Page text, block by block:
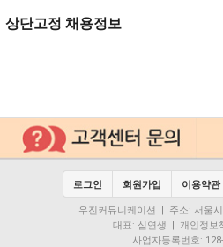
상단고정 채용정보
로그인 회원가입 이용약관
우진커뮤니케이션 | 주소: 서울
대표: 심연생 | 개인정보
사업자등록번호: